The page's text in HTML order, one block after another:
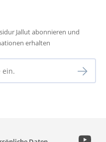
Jallut abonnieren und
erhalten